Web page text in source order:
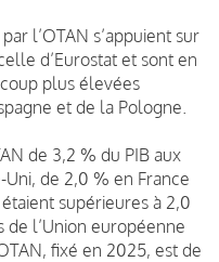
l’OTAN s’appuient sur
d’Eurostat et sont en
plus élevées
et de la Pologne.
de 3,2 % du PIB aux
Uni, de 2,0 % en France
supérieures à 2,0
de l’Union européenne
fixé en 2025, est de